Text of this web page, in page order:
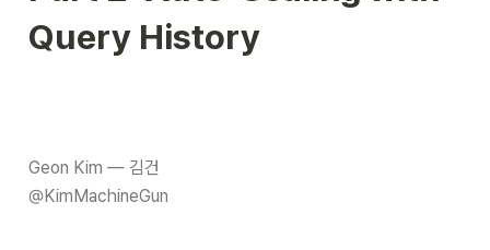
Query History
Geon Kim — 김건
@KimMachineGun